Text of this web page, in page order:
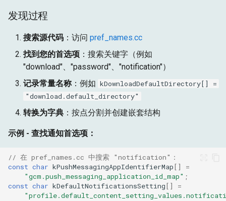
发现过程
搜索源代码 ：访问 pref_names.cc
找到您的首选项 ：搜索关键字（例如
"download"、"password"、"notification"）
记录常量名称：例如 kDownloadDefaultDirectory[] =
"download.default_directory"
转换为字典 ：按点分割并创建嵌套结构
示例 - 查找通知首选项：
// 在 pref_names.cc 中搜索 "notification"：
const char kPushMessagingAppIdentifierMap []
=
"gcm.push_messaging_application_id_map" ;
const char kDefaultNotificationsSetting []
=